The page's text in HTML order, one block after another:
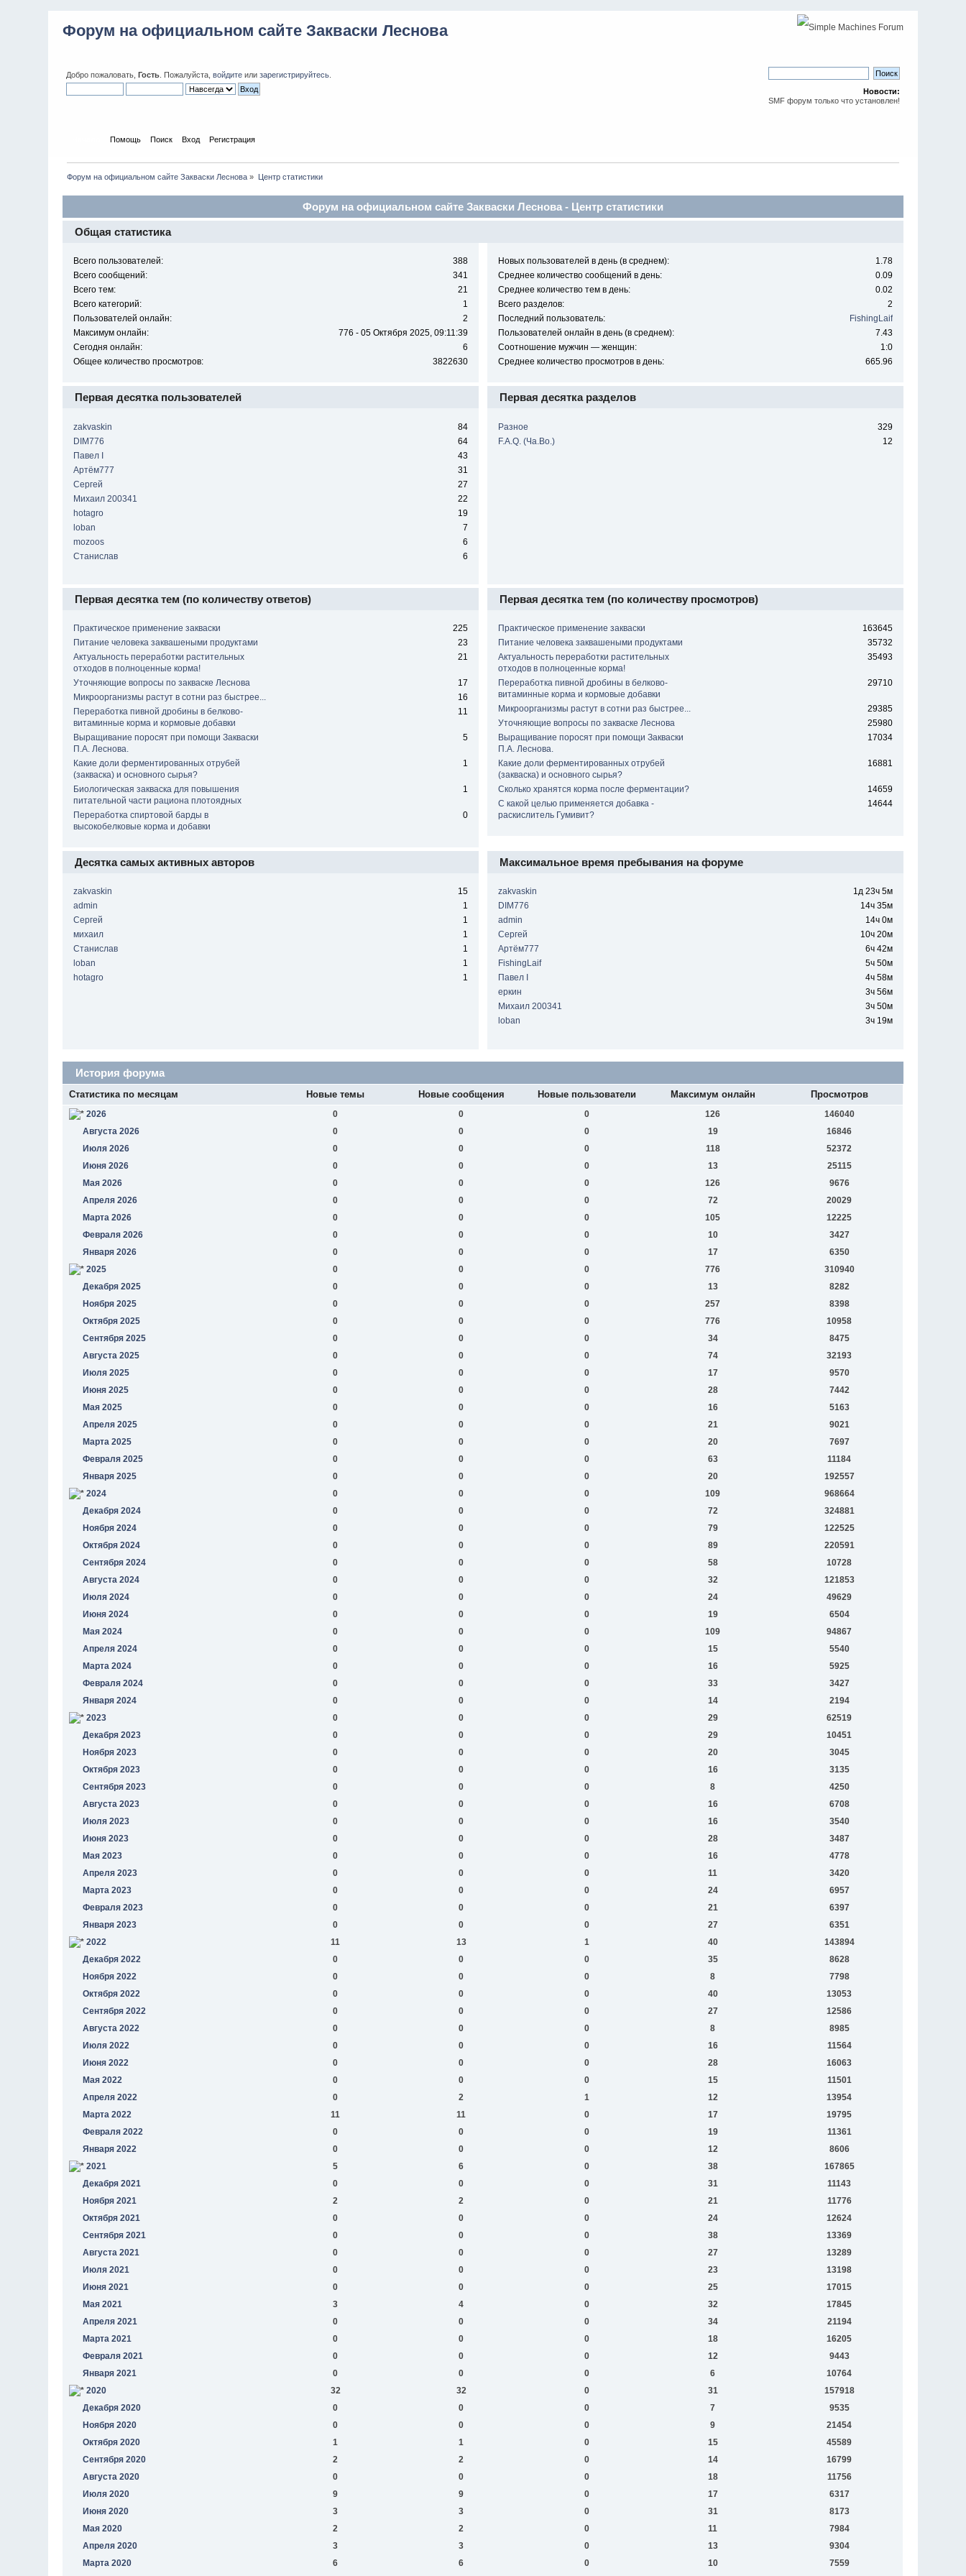
Форум на официальном сайте Закваски Леснова
Добро пожаловать,Гость . Пожалуйста,войдите илизарегистрируйтесь
Новости:
SMF форум только что установлен!
Помощь Поиск Вход Регистрация
Форум на официальном сайте Закваски Леснова » Центр статистики
Форум на официальном сайте Закваски Леснова - Центр статистики
Общая статистика
Всего пользователей:
388
Всего сообщений:
341
Всего тем:
21
Всего категорий:
1
Пользователей онлайн:
2
Максимум онлайн:
776 - 05 Октября 2025, 09:11:39
Сегодня онлайн:
6
Общее количество просмотров:
3822630
Новых пользователей в день (в среднем):
1.78
Среднее количество сообщений в день:
0.09
Среднее количество тем в день:
0.02
Всего разделов:
2
Последний пользователь:
FishingLaif
Пользователей онлайн в день (в среднем):
7.43
Соотношение мужчин — женщин:
1:0
Среднее количество просмотров в день:
665.96
Первая десятка пользователей
zakvaskin
84
DIM776
64
Павел I
43
Артём777
31
Сергей
27
Михаил 200341
22
hotagro
19
loban
7
mozoos
6
Станислав
6
Первая десятка разделов
Разное
329
F.A.Q. (Ча.Во.)
12
Первая десятка тем (по количеству ответов)
Практическое применение закваски
225
Питание человека заквашеными продуктами
23
Актуальность переработки растительных
отходов в полноценные корма!
21
Уточняющие вопросы по закваске Леснова
17
Микроорганизмы растут в сотни раз быстрее...
16
Переработка пивной дробины в белково-
витаминные корма и кормовые добавки
11
Выращивание поросят при помощи Закваски
П.А. Леснова.
5
Какие доли ферментированных отрубей
(закваска) и основного сырья?
1
Биологическая закваска для повышения
питательной части рациона плотоядных
1
Переработка спиртовой барды в
высокобелковые корма и добавки
0
Первая десятка тем (по количеству просмотров)
Практическое применение закваски
163645
Питание человека заквашеными продуктами
35732
Актуальность переработки растительных
отходов в полноценные корма!
35493
Переработка пивной дробины в белково-
витаминные корма и кормовые добавки
29710
Микроорганизмы растут в сотни раз быстрее...
29385
Уточняющие вопросы по закваске Леснова
25980
Выращивание поросят при помощи Закваски
П.А. Леснова.
17034
Какие доли ферментированных отрубей
(закваска) и основного сырья?
16881
Сколько хранятся корма после ферментации?
14659
С какой целью применяется добавка -
раскислитель Гумивит?
14644
Десятка самых активных авторов
zakvaskin
15
admin
1
Сергей
1
михаил
1
Станислав
1
loban
1
hotagro
1
Максимальное время пребывания на форуме
zakvaskin
1д 23ч 5м
DIM776
14ч 35м
admin
14ч 0м
Сергей
10ч 20м
Артём777
6ч 42м
FishingLaif
5ч 50м
Павел I
4ч 58м
еркин
3ч 56м
Михаил 200341
3ч 50м
loban
3ч 19м
История форума
Статистика по месяцам Новые темы Новые сообщения Новые пользователи Максимум онлайн Просмотров
2026 0 0 0 126
146040
Августа 2026
0 0 0 19
16846
Июля 2026
0 0 0 118
52372
Июня 2026
0 0 0 13
25115
Мая 2026
0 0 0 126
9676
Апреля 2026
0 0 0 72
20029
Марта 2026
0 0 0 105
12225
Февраля 2026
0 0 0 10
3427
Января 2026
0 0 0 17
6350
2025
0 0 0 776
310940
Декабря 2025
0 0 0 13
8282
Ноября 2025
0 0 0 257
8398
Октября 2025
0 0 0 776
10958
Сентября 2025
0 0 0 34
8475
Августа 2025
0 0 0 74
32193
Июля 2025
0 0 0 17
9570
Июня 2025
0 0 0 28
7442
Мая 2025
0 0 0 16
5163
Апреля 2025
0 0 0 21
9021
Марта 2025
0 0 0 20
7697
Февраля 2025
0 0 0 63
11184
Января 2025
0 0 0 20
192557
2024
0 0 0 109
968664
Декабря 2024
0 0 0 72
324881
Ноября 2024
0 0 0 79
122525
Октября 2024
0 0 0 89
220591
Сентября 2024
0 0 0 58
10728
Августа 2024
0 0 0 32
121853
Июля 2024
0 0 0 24
49629
Июня 2024
0 0 0 19
6504
Мая 2024
0 0 0 109
94867
Апреля 2024
0 0 0 15
5540
Марта 2024
0 0 0 16
5925
Февраля 2024
0 0 0 33
3427
Января 2024
0 0 0 14
2194
2023
0 0 0 29
62519
Декабря 2023
0 0 0 29
10451
Ноября 2023
0 0 0 20
3045
Октября 2023
0 0 0 16
3135
Сентября 2023
0 0 0 8
4250
Августа 2023
0 0 0 16
6708
Июля 2023
0 0 0 16
3540
Июня 2023
0 0 0 28
3487
Мая 2023
0 0 0 16
4778
Апреля 2023
0 0 0 11
3420
Марта 2023
0 0 0 24
6957
Февраля 2023
0 0 0 21
6397
Января 2023
0 0 0 27
6351
2022
11 13 1 40
143894
Декабря 2022
0 0 0 35
8628
Ноября 2022
0 0 0 8
7798
Октября 2022
0 0 0 40
13053
Сентября 2022
0 0 0 27
12586
Августа 2022
0 0 0 8
8985
Июля 2022
0 0 0 16
11564
Июня 2022
0 0 0 28
16063
Мая 2022
0 0 0 15
11501
Апреля 2022
0 2 1 12
13954
Марта 2022
11 11 0 17
19795
Февраля 2022
0 0 0 19
11361
Января 2022
0 0 0 12
8606
2021
5 6 0 38
167865
Декабря 2021
0 0 0 31
11143
Ноября 2021
2 2 0 21
11776
Октября 2021
0 0 0 24
12624
Сентября 2021
0 0 0 38
13369
Августа 2021
0 0 0 27
13289
Июля 2021
0 0 0 23
13198
Июня 2021
0 0 0 25
17015
Мая 2021
3 4 0 32
17845
Апреля 2021
0 0 0 34
21194
Марта 2021
0 0 0 18
16205
Февраля 2021
0 0 0 12
9443
Января 2021
0 0 0 6
10764
2020
32 32 0 31
157918
Декабря 2020
0 0 0 7
9535
Ноября 2020
0 0 0 9
21454
Октября 2020
1 1 0 15
45589
Сентября 2020
2 2 0 14
16799
Августа 2020
0 0 0 18
11756
Июля 2020
9 9 0 17
6317
Июня 2020
3 3 0 31
8173
Мая 2020
2 2 0 11
7984
Апреля 2020
3 3 0 13
9304
Марта 2020
6 6 0 10
7559